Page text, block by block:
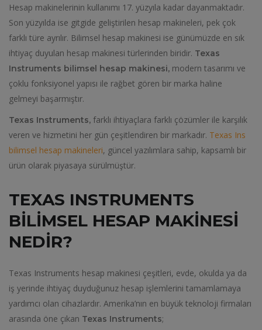
Hesap makinelerinin kullanımı 17. yüzyıla kadar dayanmaktadır.
Son yüzyılda ise gitgide geliştirilen hesap makineleri, pek çok
farklı türe ayrılır. Bilimsel hesap makinesi ise günümüzde en sık
ihtiyaç duyulan hesap makinesi türlerinden biridir. Texas
Instruments bilimsel hesap makinesi, modern tasarımı ve
çoklu fonksiyonel yapısı ile rağbet gören bir marka haline
gelmeyi başarmıştır.
Texas Instruments, farklı ihtiyaçlara farklı çözümler ile karşılık
veren ve hizmetini her gün çeşitlendiren bir markadır. Texas Ins
bilimsel hesap makineleri, güncel yazılımlara sahip, kapsamlı bir
ürün olarak piyasaya sürülmüştür.
TEXAS INSTRUMENTS
BILIMSEL HESAP MAKINESI
NEDIR?
Texas Instruments hesap makinesi çeşitleri, evde, okulda ya da
iş yerinde ihtiyaç duyduğunuz hesap işlemlerini tamamlamaya
yardımcı olan cihazlardır. Amerika’nın en büyük teknoloji firmaları
arasında öne çıkan Texas Instruments;